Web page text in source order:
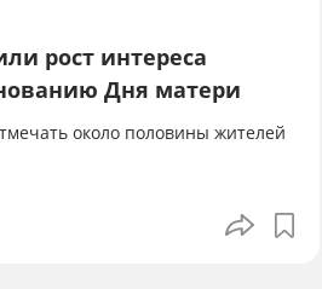
рост интереса
Дня матери
около половины жителей